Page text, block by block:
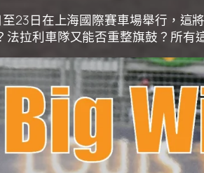
23日在上海國際賽車場舉行，這
拉利車隊又能否重整旗鼓？所有